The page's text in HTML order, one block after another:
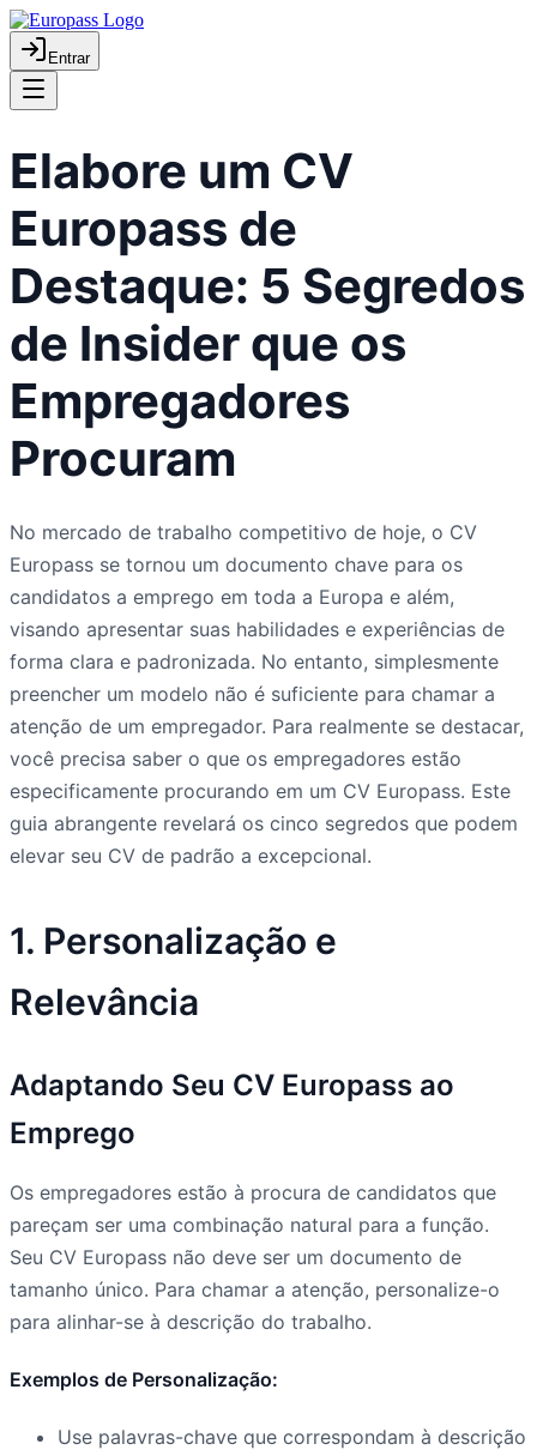
Entrar
Elabore um CV
Europass de
Destaque: 5 Segredos
de Insider que os
Empregadores
Procuram
No mercado de trabalho competitivo de hoje, o CV
Europass se tornou um documento chave para os
candidatos a emprego em toda a Europa e além,
visando apresentar suas habilidades e experiências de
forma clara e padronizada. No entanto, simplesmente
preencher um modelo não é suficiente para chamar a
atenção de um empregador. Para realmente se destacar,
você precisa saber o que os empregadores estão
especificamente procurando em um CV Europass. Este
guia abrangente revelará os cinco segredos que podem
elevar seu CV de padrão a excepcional.
1. Personalização e
Relevância
Adaptando Seu CV Europass ao
Emprego
Os empregadores estão à procura de candidatos que
pareçam ser uma combinação natural para a função.
Seu CV Europass não deve ser um documento de
tamanho único. Para chamar a atenção, personalize-o
para alinhar-se à descrição do trabalho.
Exemplos de Personalização:
Use palavras-chave que correspondam à descrição